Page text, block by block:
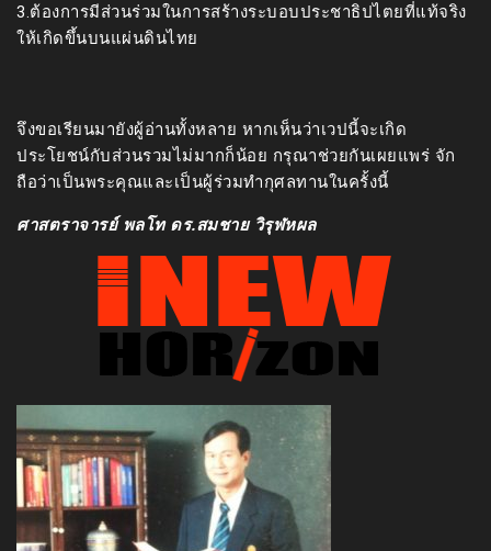
3.ต้องการมีส่วนร่วมในการสร้างระบอบประชาธิปไตยที่แท้จริง
ให้เกิดขึ้นบนแผ่นดินไทย
จึงขอเรียนมายังผู้อ่านทั้งหลาย หากเห็นว่าเวปนี้จะเกิด
ประโยชน์กับส่วนรวมไม่มากก็น้อย กรุณาช่วยกันเผยแพร่ จัก
ถือว่าเป็นพระคุณและเป็นผู้ร่วมทำกุศลทานในครั้งนี้
ศาสตราจารย์ พลโท ดร.สมชาย วิรุฬหผล